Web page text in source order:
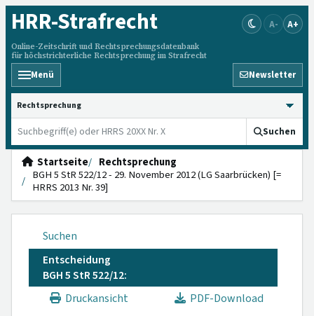
HRR-Strafrecht
Online-Zeitschrift und Rechtsprechungsdatenbank
für höchstrichterliche Rechtsprechung im Strafrecht
A- A+
Menü Newsletter
HRRS durchsuchen
Suchen
Startseite
Rechtsprechung
BGH 5 StR 522/12 - 29. November 2012 (LG Saarbrücken) [=
HRRS 2013 Nr. 39]
Suchen
Entscheidung
BGH 5 StR 522/12:
Druckansicht
PDF-Download